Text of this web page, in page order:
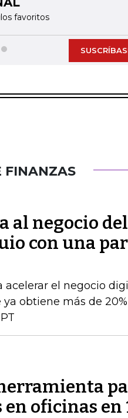
favoritos
FINANZAS
al negocio
con una
acelerar el negocio
obtiene más de
oficinas en